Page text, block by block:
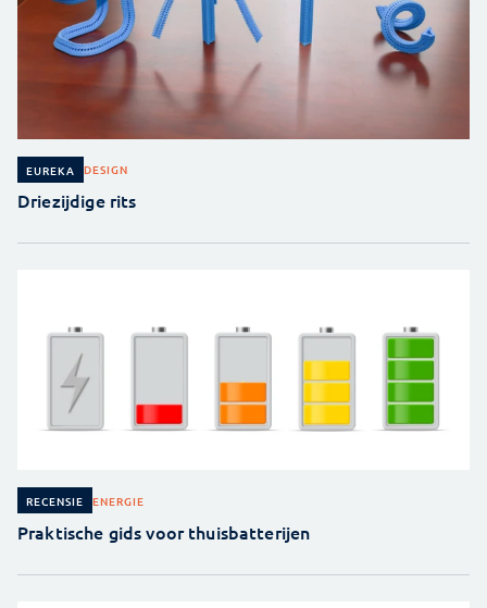
EUREKA DESIGN
Driezijdige rits
RECENSIE ENERGIE
Praktische gids voor thuisbatterijen